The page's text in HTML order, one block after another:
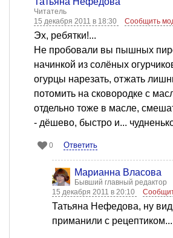
Читатель
15 декабря 2011 в 18:30
Сообщить
Эх, ребятки!...
Не пробовали вы пышных
начинкой из солёных
огурцы нарезать, отжать
потомить на сковородке с
отдельно тоже в масле,
- дёшево, быстро и...
0 Ответить
Марианна Власова
Бывший главный редактор
15 декабря 2011 в 20:10
Татьяна Нефедова, ну
приманили с рецептиком...